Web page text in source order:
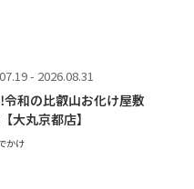
- 2026.08.31
令和の比叡山お化け屋敷
大丸京都店】
かけ